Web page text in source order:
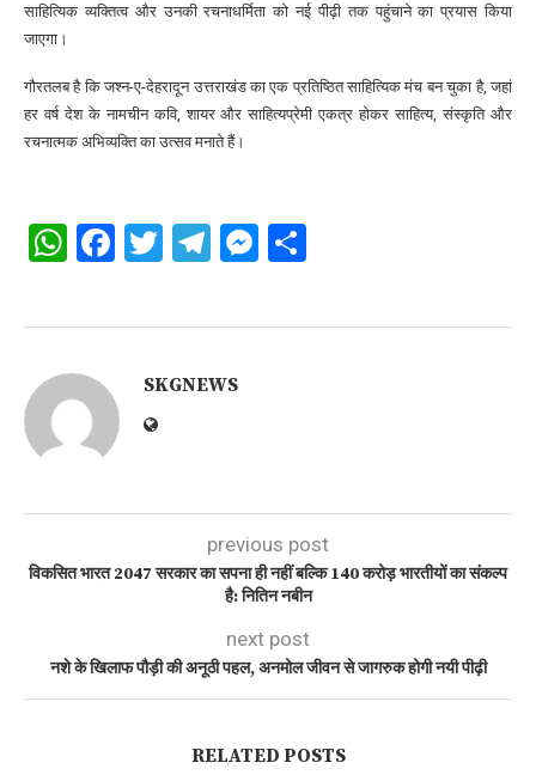
साहित्यिक व्यक्तित्व और उनकी रचनाधर्मिता को नई पीढ़ी तक पहुंचाने का प्रयास किया
जाएगा।
गौरतलब है कि जश्न-ए-देहरादून उत्तराखंड का एक प्रतिष्ठित साहित्यिक मंच बन चुका है, जहां
हर वर्ष देश के नामचीन कवि, शायर और साहित्यप्रेमी एकत्र होकर साहित्य, संस्कृति और
रचनात्मक अभिव्यक्ति का उत्सव मनाते हैं।
WhatsApp
Facebook
Twitter
Telegram
Messenger
SKGNEWS
previous post
विकसित भारत 2047 सरकार का सपना ही नहीं बल्कि 140 करोड़ भारतीयों का संकल्प
है: नितिन नबीन
next post
नशे के खिलाफ पौड़ी की अनूठी पहल, अनमोल जीवन से जागरुक होगी नयी पीढ़ी
RELATED POSTS